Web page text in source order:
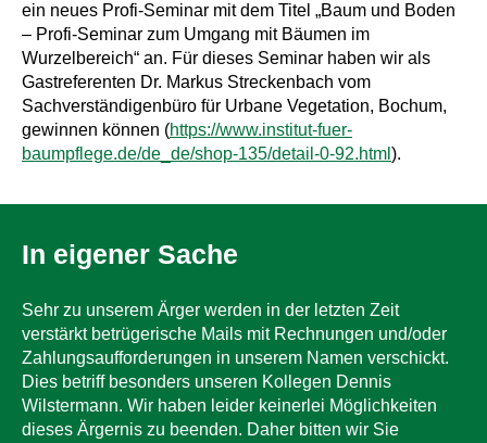
ein neues Profi-Seminar mit dem Titel „Baum und Boden
– Profi-Seminar zum Umgang mit Bäumen im
Wurzelbereich“ an. Für dieses Seminar haben wir als
Gastreferenten Dr. Markus Streckenbach vom
Sachverständigenbüro für Urbane Vegetation, Bochum,
gewinnen können (https://www.institut-fuer-
baumpflege.de/de_de/shop-135/detail-0-92.html ).
In eigener Sache
Sehr zu unserem Ärger werden in der letzten Zeit
verstärkt betrügerische Mails mit Rechnungen und/oder
Zahlungsaufforderungen in unserem Namen verschickt.
Dies betriff besonders unseren Kollegen Dennis
Wilstermann. Wir haben leider keinerlei Möglichkeiten
dieses Ärgernis zu beenden. Daher bitten wir Sie